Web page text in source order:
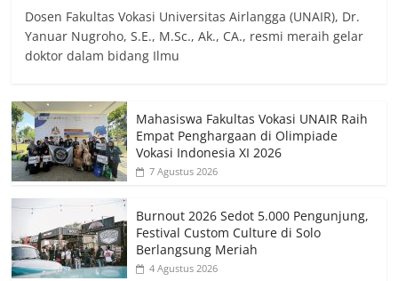
Dosen Fakultas Vokasi Universitas Airlangga (UNAIR), Dr.
Yanuar Nugroho, S.E., M.Sc., Ak., CA., resmi meraih gelar
doktor dalam bidang Ilmu
Mahasiswa Fakultas Vokasi UNAIR Raih
Empat Penghargaan di Olimpiade
Vokasi Indonesia XI 2026
7 Agustus 2026
Burnout 2026 Sedot 5.000 Pengunjung,
Festival Custom Culture di Solo
Berlangsung Meriah
4 Agustus 2026